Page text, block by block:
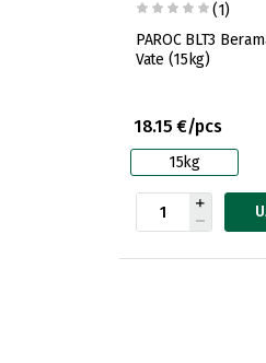
(1)
PAROC BLT3
Vate (15kg)
18.15 €/pcs
15kg